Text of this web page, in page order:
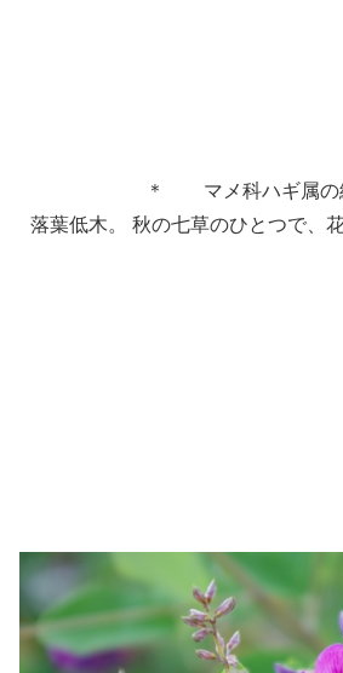
＊ マメ科ハギ属の
落葉低木。 秋の七草のひとつで、